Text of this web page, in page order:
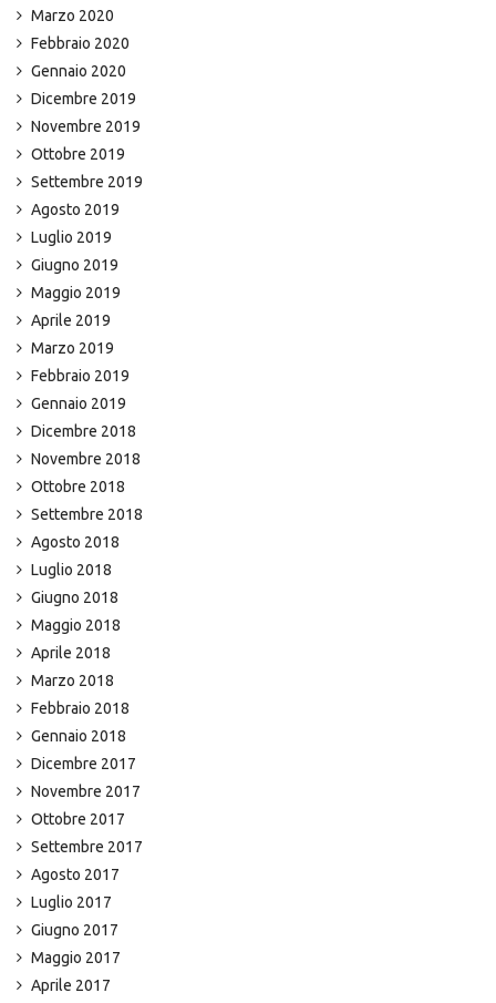
Marzo 2020
Febbraio 2020
Gennaio 2020
Dicembre 2019
Novembre 2019
Ottobre 2019
Settembre 2019
Agosto 2019
Luglio 2019
Giugno 2019
Maggio 2019
Aprile 2019
Marzo 2019
Febbraio 2019
Gennaio 2019
Dicembre 2018
Novembre 2018
Ottobre 2018
Settembre 2018
Agosto 2018
Luglio 2018
Giugno 2018
Maggio 2018
Aprile 2018
Marzo 2018
Febbraio 2018
Gennaio 2018
Dicembre 2017
Novembre 2017
Ottobre 2017
Settembre 2017
Agosto 2017
Luglio 2017
Giugno 2017
Maggio 2017
Aprile 2017